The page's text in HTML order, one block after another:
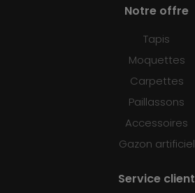
Notre offre
Tapis
Moquettes
Carpettes
Paillassons
Accessoires
Gazon artificiel
Service client